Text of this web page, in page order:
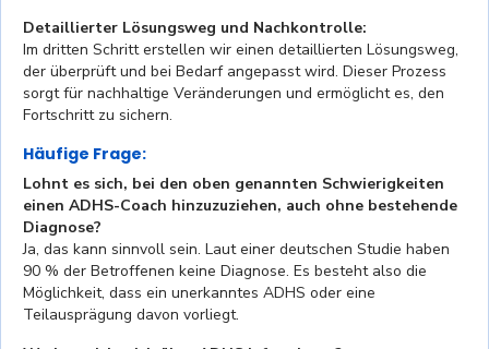
Detaillierter Lösungsweg und Nachkontrolle:
Im dritten Schritt erstellen wir einen detaillierten Lösungsweg,
der überprüft und bei Bedarf angepasst wird. Dieser Prozess
sorgt für nachhaltige Veränderungen und ermöglicht es, den
Fortschritt zu sichern.
Häufige Frage:
Lohnt es sich, bei den oben genannten Schwierigkeiten
einen ADHS-Coach hinzuzuziehen, auch ohne bestehende
Diagnose?
Ja, das kann sinnvoll sein. Laut einer deutschen Studie haben
90 % der Betroffenen keine Diagnose. Es besteht also die
Möglichkeit, dass ein unerkanntes ADHS oder eine
Teilausprägung davon vorliegt.